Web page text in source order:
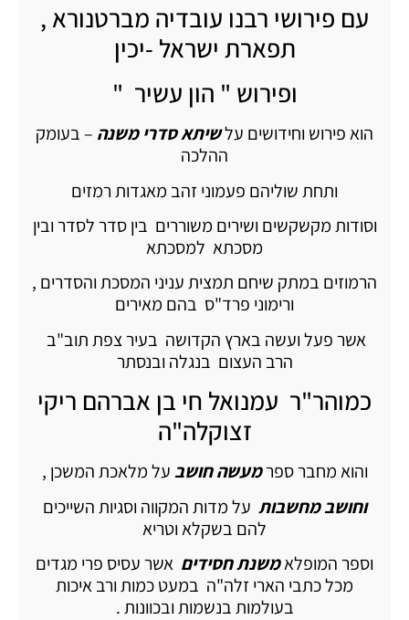
עם פירושי רבנו עובדיה מברטנורא ,
תפארת ישראל -יכין
ופירוש " הון עשיר "
הוא פירוש וחידושים עלשיתא סדרי משנה – בעומק
ההלכה
ותחת שוליהם פעמוני זהב מאגדות רמזים
וסודות מקשקשים ושירים משוררים בין סדר לסדר ובין
מסכתא למסכתא
הרמוזים במתק שיחם תמצית עניני המסכת והסדרים ,
ורימוני פרד"ס בהם מאירים
אשר פעל ועשה בארץ הקדושה בעיר צפת תוב"ב
הרב העצום בנגלה ובנסתר
כמוהר"ר עמנואל חי בן אברהם ריקי
זצוקלה"ה
והוא מחבר ספרמעשה חושבעל מלאכת המשכן ,
וחושב מחשבות על מדות המקווה וסגיות השייכים
להם בשקלא וטריא
וספר המופלאמשנת חסידים אשר עסיס פרי מגדים
מכל כתבי הארי זלה"ה במעט כמות ורב איכות
בעולמות בנשמות ובכוונות .